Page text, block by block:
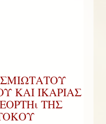
ΚΑΙ ΙΚΑΡΙΑΣ
ΤΗΣ